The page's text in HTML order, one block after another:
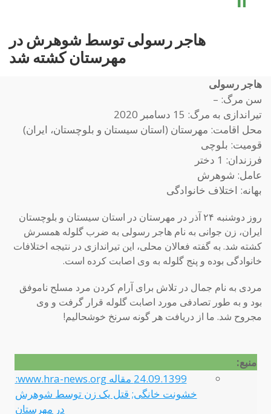
هاجر رسولی توسط شوهرش در
مهرستان کشته شد
هاجر رسولی
سن مرگ: –
تیراندازی به مرگ: 15 دسامبر 2020
محل اقامت: مهرستان (استان سیستان و بلوچستان، ایران)
قومیت: بلوچی
فرزندان: 1 دختر
عامل: شوهرش
بهانه: اختلاف خانوادگی
روز دوشنبه ۲۴ آذر در مهرستان در استان سیستان و بلوچستان
ایران، زن جوانی به نام هاجر رسولی به ضرب گلوله همسرش
کشته شد. به گفته فعالان محلی، این تیراندازی در نتیجه اختلافات
خانوادگی بوده و پنج گلوله به وی اصابت کرده است.
مردی به نام جمال در تلاش برای آرام کردن مرد مسلح ناموفق
بود و به طور تصادفی مورد اصابت گلوله قرار گرفت و وی
مجروح شد. ما از دریافت هر گونه سرنخ خوشحالیم!
منبع:
24.09.1399 مقاله www.hra-news.org:
خشونت خانگی; قتل یک زن توسط شوهرش
در مهرستان